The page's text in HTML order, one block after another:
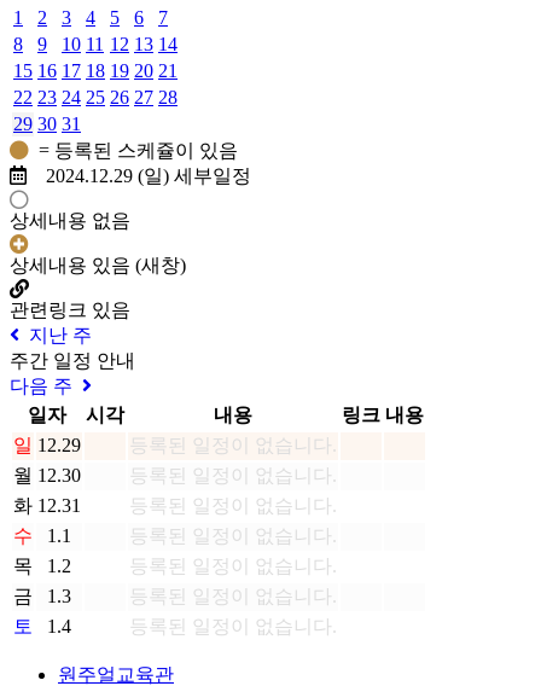
1
2 3 4 5 6
7
8
9 10 11 12 13 14
15 16 17 18 19 20 21
22 23 24 25 26 27 28
29 30 31
= 등록된 스케쥴이 있음
2024.12.29 (일) 세부일정
상세내용 없음
상세내용 있음 (새창)
관련링크 있음
지난 주
주간 일정 안내
다음 주
일자
시각 내용 링크 내용
일 12.29
등록된 일정이 없습니다.
월 12.30
등록된 일정이 없습니다.
화 12.31
등록된 일정이 없습니다.
수
1.1
등록된 일정이 없습니다.
목
1.2
등록된 일정이 없습니다.
금
1.3
등록된 일정이 없습니다.
토
1.4 등록된 일정이 없습니다.
원주얼교육관